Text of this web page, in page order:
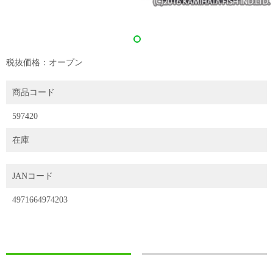
税抜価格：オープン
商品コード
597420
在庫
JANコード
4971664974203